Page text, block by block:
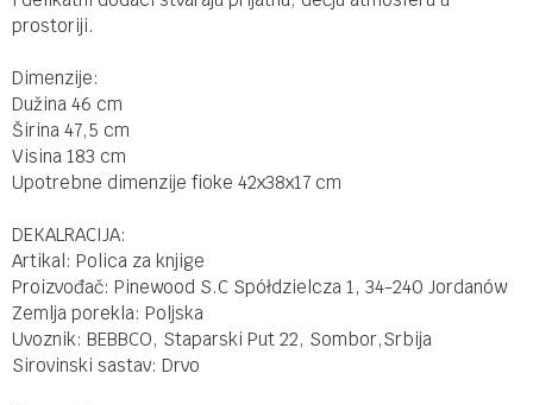
prostoriji.
Dimenzije:
Dužina 46 cm
Širina 47,5 cm
Visina 183 cm
Upotrebne dimenzije fioke 42x38x17 cm
DEKALRACIJA:
Artikal: Polica za knjige
Proizvođač: Pinewood S.C Spółdzielcza 1, 34-240 Jordanów
Zemlja porekla: Poljska
Uvoznik: BEBBCO, Staparski Put 22, Sombor,Srbija
Sirovinski sastav: Drvo